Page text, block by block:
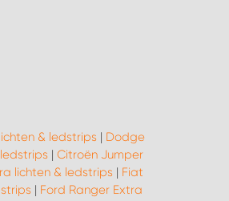
& ledstrips | Dodge
| Citroën Jumper
lichten & ledstrips | Fiat
| Ford Ranger Extra